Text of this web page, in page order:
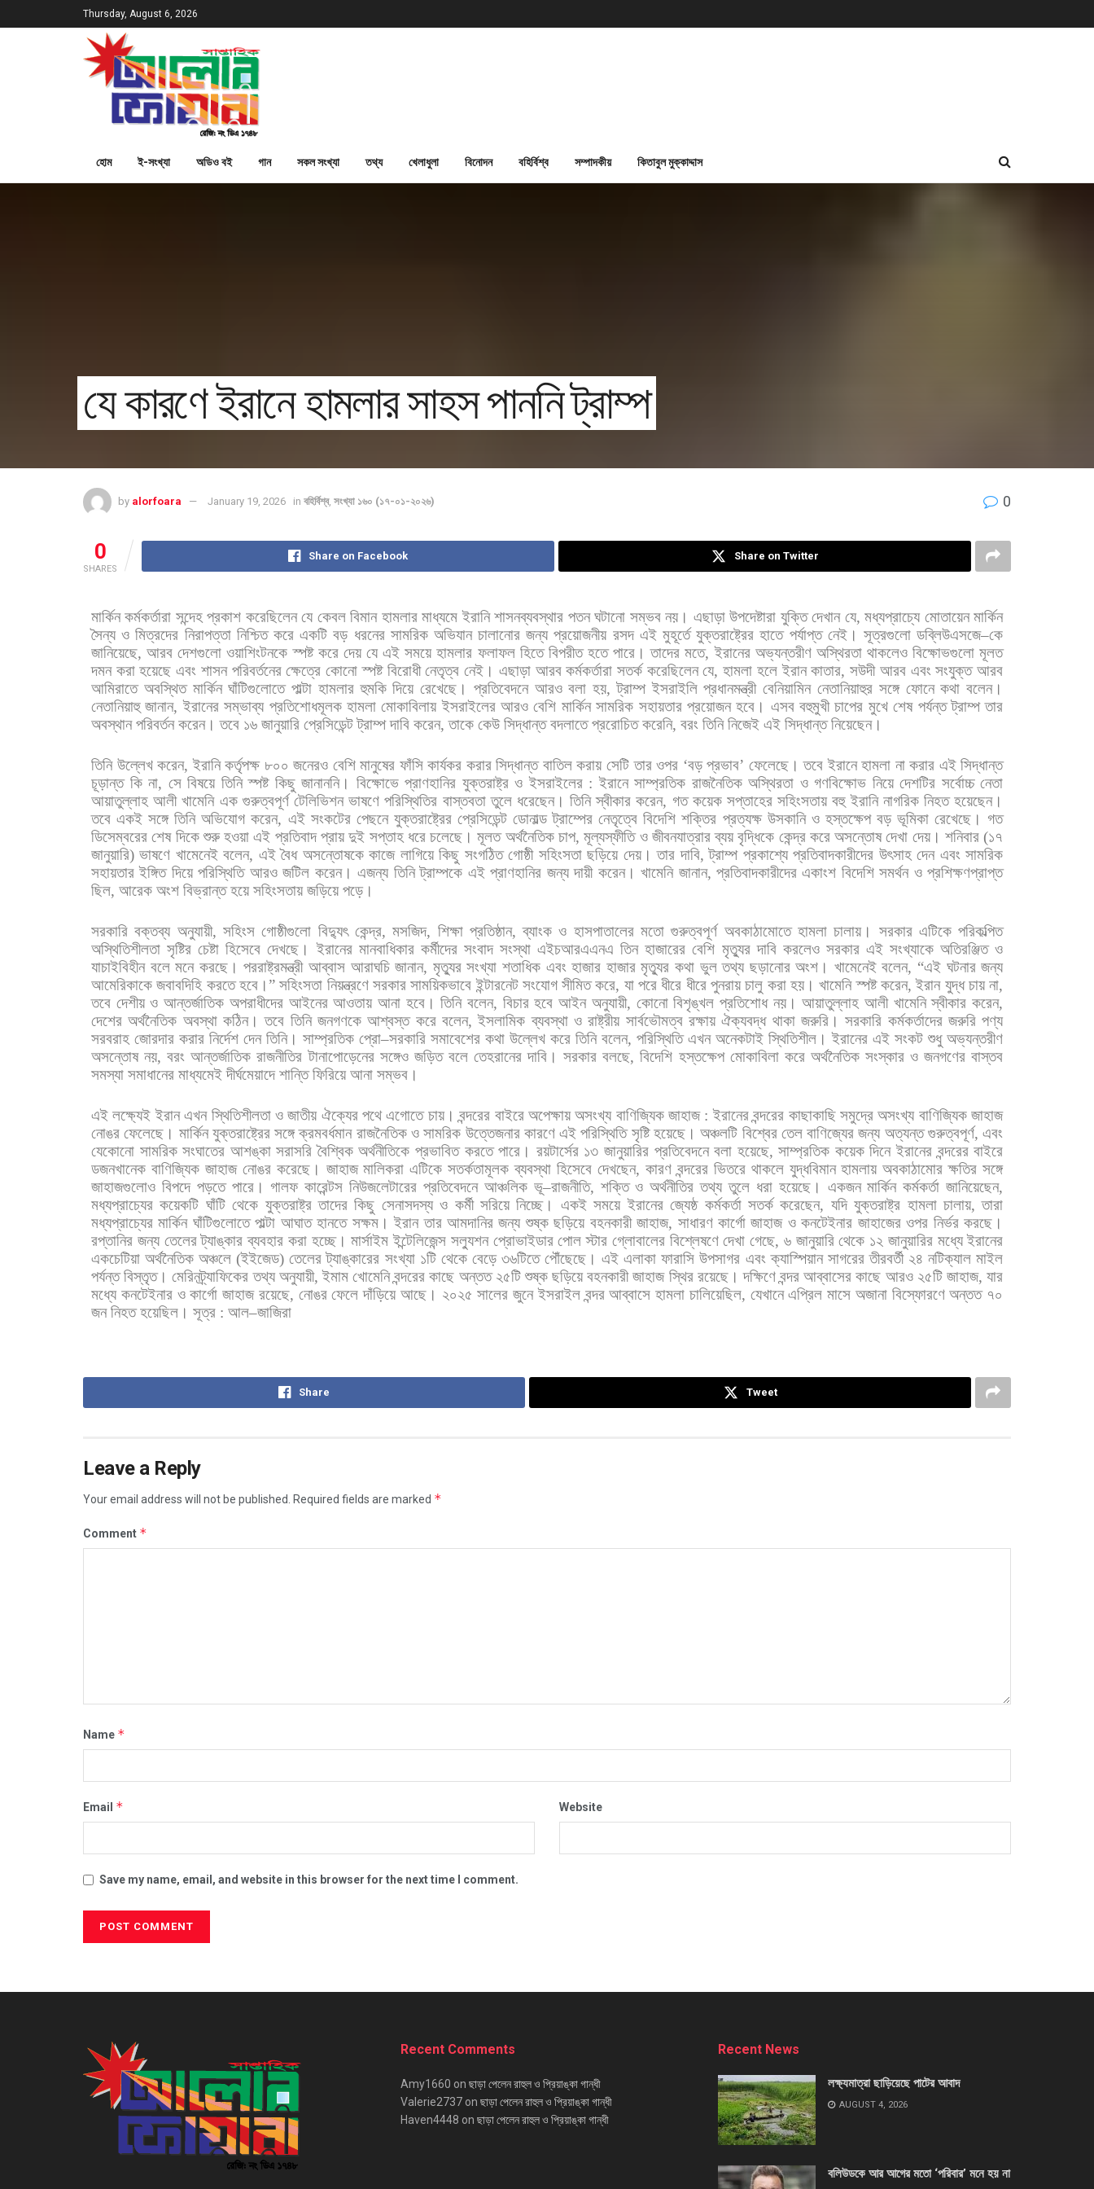
Thursday, August 6, 2026
হোম ই-সংখ্যা অডিও বই গান সকল সংখ্যা তথ্য খেলাধুলা বিনোদন বহির্বিশ্ব সম্পাদকীয় কিতাবুল মুক্কাদ্দাস
যে কারণে ইরানে হামলার সাহস পাননি ট্রাম্প
by alorfoara January 19, 2026 in বহির্বিশ্ব, সংখ্যা ১৬০ (১৭-০১-২০২৬) 0
0
SHARES
Share on Facebook Share on Twitter
মার্কিন কর্মকর্তারা সন্দেহ প্রকাশ করেছিলেন যে কেবল বিমান হামলার মাধ্যমে ইরানি শাসনব্যবস্থার পতন ঘটানো সম্ভব নয়। এছাড়া উপদেষ্টারা যুক্তি দেখান যে,মধ্যপ্রাচ্যে মোতায়েন মার্কিন
সৈন্য ও মিত্রদের নিরাপত্তা নিশ্চিত করে একটি বড় ধরনের সামরিক অভিযান চালানোর জন্য প্রয়োজনীয় রসদ এই মুহূর্তে যুক্তরাষ্ট্রের হাতে পর্যাপ্ত নেই। সূত্রগুলো ডব্লিউএসজে–কে
জানিয়েছে,আরব দেশগুলো ওয়াশিংটনকে স্পষ্ট করে দেয় যে এই সময়ে হামলার ফলাফল হিতে বিপরীত হতে পারে। তাদের মতে,ইরানের অভ্যন্তরীণ অস্থিরতা থাকলেও বিক্ষোভগুলো মূলত
দমন করা হয়েছে এবং শাসন পরিবর্তনের ক্ষেত্রে কোনো স্পষ্ট বিরোধী নেতৃত্ব নেই। এছাড়া আরব কর্মকর্তারা সতর্ক করেছিলেন যে,হামলা হলে ইরান কাতার,সউদী আরব এবং সংযুক্ত আরব
আমিরাতে অবস্থিত মার্কিন ঘাঁটিগুলোতে পাল্টা হামলার হুমকি দিয়ে রেখেছে। প্রতিবেদনে আরও বলা হয়,ট্রাম্প ইসরাইলি প্রধানমন্ত্রী বেনিয়ামিন নেতানিয়াহুর সঙ্গে ফোনে কথা বলেন।
নেতানিয়াহু জানান,ইরানের সম্ভাব্য প্রতিশোধমূলক হামলা মোকাবিলায় ইসরাইলের আরও বেশি মার্কিন সামরিক সহায়তার প্রয়োজন হবে। এসব বহুমুখী চাপের মুখে শেষ পর্যন্ত ট্রাম্প তার
অবস্থান পরিবর্তন করেন। তবে ১৬ জানুয়ারি প্রেসিডেন্ট ট্রাম্প দাবি করেন,তাকে কেউ সিদ্ধান্ত বদলাতে প্ররোচিত করেনি, বরং তিনি নিজেই এই সিদ্ধান্ত নিয়েছেন।
তিনি উল্লেখ করেন,ইরানি কর্তৃপক্ষ ৮০০ জনেরও বেশি মানুষের ফাঁসি কার্যকর করার সিদ্ধান্ত বাতিল করায় সেটি তার ওপর ‘বড় প্রভাব’ ফেলেছে। তবে ইরানে হামলা না করার এই সিদ্ধান্ত
চূড়ান্ত কি না, সে বিষয়ে তিনি স্পষ্ট কিছু জানাননি। বিক্ষোভে প্রাণহানির যুক্তরাষ্ট্র ও ইসরাইলের:ইরানে সাম্প্রতিক রাজনৈতিক অস্থিরতা ও গণবিক্ষোভ নিয়ে দেশটির সর্বোচ্চ নেতা
আয়াতুল্লাহ আলী খামেনি এক গুরুত্বপূর্ণ টেলিভিশন ভাষণে পরিস্থিতির বাস্তবতা তুলে ধরেছেন। তিনি স্বীকার করেন, গত কয়েক সপ্তাহের সহিংসতায় বহু ইরানি নাগরিক নিহত হয়েছেন।
তবে একই সঙ্গে তিনি অভিযোগ করেন, এই সংকটের পেছনে যুক্তরাষ্ট্রের প্রেসিডেন্ট ডোনাল্ড ট্রাম্পের নেতৃত্বে বিদেশি শক্তির প্রত্যক্ষ উসকানি ও হস্তক্ষেপ বড় ভূমিকা রেখেছে। গত
ডিসেম্বরের শেষ দিকে শুরু হওয়া এই প্রতিবাদ প্রায় দুই সপ্তাহ ধরে চলেছে। মূলত অর্থনৈতিক চাপ,মূল্যস্ফীতি ও জীবনযাত্রার ব্যয় বৃদ্ধিকে কেন্দ্র করে অসন্তোষ দেখা দেয়। শনিবার (১৭
জানুয়ারি)ভাষণে খামেনেই বলেন, এই বৈধ অসন্তোষকে কাজে লাগিয়ে কিছু সংগঠিত গোষ্ঠী সহিংসতা ছড়িয়ে দেয়। তার দাবি,ট্রাম্প প্রকাশ্যে প্রতিবাদকারীদের উৎসাহ দেন এবং সামরিক
সহায়তার ইঙ্গিত দিয়ে পরিস্থিতি আরও জটিল করেন। এজন্য তিনি ট্রাম্পকে এই প্রাণহানির জন্য দায়ী করেন। খামেনি জানান, প্রতিবাদকারীদের একাংশ বিদেশি সমর্থন ও প্রশিক্ষণপ্রাপ্ত
ছিল, আরেক অংশ বিভ্রান্ত হয়ে সহিংসতায় জড়িয়ে পড়ে।
সরকারি বক্তব্য অনুযায়ী, সহিংস গোষ্ঠীগুলো বিদ্যুৎ কেন্দ্র,মসজিদ, শিক্ষা প্রতিষ্ঠান,ব্যাংক ও হাসপাতালের মতো গুরুত্বপূর্ণ অবকাঠামোতে হামলা চালায়। সরকার এটিকে পরিকল্পিত
অস্থিতিশীলতা সৃষ্টির চেষ্টা হিসেবে দেখছে। ইরানের মানবাধিকার কর্মীদের সংবাদ সংস্থা এইচআরএএনএ তিন হাজারের বেশি মৃত্যুর দাবি করলেও সরকার এই সংখ্যাকে অতিরঞ্জিত ও
যাচাইবিহীন বলে মনে করছে। পররাষ্ট্রমন্ত্রী আব্বাস আরাঘচি জানান, মৃত্যুর সংখ্যা শতাধিক এবং হাজার হাজার মৃত্যুর কথা ভুল তথ্য ছড়ানোর অংশ। খামেনেই বলেন, “এই ঘটনার জন্য
আমেরিকাকে জবাবদিহি করতে হবে। ”সহিংসতা নিয়ন্ত্রণে সরকার সাময়িকভাবে ইন্টারনেট সংযোগ সীমিত করে, যা পরে ধীরে ধীরে পুনরায় চালু করা হয়। খামেনি স্পষ্ট করেন,ইরান যুদ্ধ চায় না,
তবে দেশীয় ও আন্তর্জাতিক অপরাধীদের আইনের আওতায় আনা হবে। তিনি বলেন, বিচার হবে আইন অনুযায়ী, কোনো বিশৃঙ্খল প্রতিশোধ নয়। আয়াতুল্লাহ আলী খামেনি স্বীকার করেন,
দেশের অর্থনৈতিক অবস্থা কঠিন। তবে তিনি জনগণকে আশ্বস্ত করে বলেন,ইসলামিক ব্যবস্থা ও রাষ্ট্রীয় সার্বভৌমত্ব রক্ষায় ঐক্যবদ্ধ থাকা জরুরি। সরকারি কর্মকর্তাদের জরুরি পণ্য
সরবরাহ জোরদার করার নির্দেশ দেন তিনি। সাম্প্রতিক প্রো–সরকারি সমাবেশের কথা উল্লেখ করে তিনি বলেন, পরিস্থিতি এখন অনেকটাই স্থিতিশীল। ইরানের এই সংকট শুধু অভ্যন্তরীণ
অসন্তোষ নয়,বরং আন্তর্জাতিক রাজনীতির টানাপোড়েনের সঙ্গেও জড়িত বলে তেহরানের দাবি। সরকার বলছে,বিদেশি হস্তক্ষেপ মোকাবিলা করে অর্থনৈতিক সংস্কার ও জনগণের বাস্তব
সমস্যা সমাধানের মাধ্যমেই দীর্ঘমেয়াদে শান্তি ফিরিয়ে আনা সম্ভব।
এই লক্ষ্যেই ইরান এখন স্থিতিশীলতা ও জাতীয় ঐক্যের পথে এগোতে চায়। বন্দরের বাইরে অপেক্ষায় অসংখ্য বাণিজ্যিক জাহাজ:ইরানের বন্দরের কাছাকাছি সমুদ্রে অসংখ্য বাণিজ্যিক জাহাজ
নোঙর ফেলেছে। মার্কিন যুক্তরাষ্ট্রের সঙ্গে ক্রমবর্ধমান রাজনৈতিক ও সামরিক উত্তেজনার কারণে এই পরিস্থিতি সৃষ্টি হয়েছে। অঞ্চলটি বিশ্বের তেল বাণিজ্যের জন্য অত্যন্ত গুরুত্বপূর্ণ,এবং
যেকোনো সামরিক সংঘাতের আশঙ্কা সরাসরি বৈশ্বিক অর্থনীতিকে প্রভাবিত করতে পারে। রয়টার্সের ১৩ জানুয়ারির প্রতিবেদনে বলা হয়েছে,সাম্প্রতিক কয়েক দিনে ইরানের বন্দরের বাইরে
ডজনখানেক বাণিজ্যিক জাহাজ নোঙর করেছে। জাহাজ মালিকরা এটিকে সতর্কতামূলক ব্যবস্থা হিসেবে দেখছেন, কারণ বন্দরের ভিতরে থাকলে যুদ্ধবিমান হামলায় অবকাঠামোর ক্ষতির সঙ্গে
জাহাজগুলোও বিপদে পড়তে পারে। গালফ কারেন্টস নিউজলেটারের প্রতিবেদনে আঞ্চলিক ভূ–রাজনীতি, শক্তি ও অর্থনীতির তথ্য তুলে ধরা হয়েছে। একজন মার্কিন কর্মকর্তা জানিয়েছেন,
মধ্যপ্রাচ্যের কয়েকটি ঘাঁটি থেকে যুক্তরাষ্ট্র তাদের কিছু সেনাসদস্য ও কর্মী সরিয়ে নিচ্ছে। একই সময়ে ইরানের জ্যেষ্ঠ কর্মকর্তা সতর্ক করেছেন, যদি যুক্তরাষ্ট্র হামলা চালায়,তারা
মধ্যপ্রাচ্যের মার্কিন ঘাঁটিগুলোতে পাল্টা আঘাত হানতে সক্ষম। ইরান তার আমদানির জন্য শুষ্ক ছড়িয়ে বহনকারী জাহাজ, সাধারণ কার্গো জাহাজ ও কনটেইনার জাহাজের ওপর নির্ভর করছে।
রপ্তানির জন্য তেলের ট্যাঙ্কার ব্যবহার করা হচ্ছে। মার্সাইম ইন্টেলিজেন্স সল্যুশন প্রোভাইডার পোল স্টার গ্লোবালের বিশ্লেষণে দেখা গেছে, ৬ জানুয়ারি থেকে ১২ জানুয়ারির মধ্যে ইরানের
একচেটিয়া অর্থনৈতিক অঞ্চলে (ইইজেড)তেলের ট্যাঙ্কারের সংখ্যা ১টি থেকে বেড়ে ৩৬টিতে পৌঁছেছে। এই এলাকা ফারাসি উপসাগর এবং ক্যাস্পিয়ান সাগরের তীরবর্তী ২৪ নটিক্যাল মাইল
পর্যন্ত বিস্তৃত। মেরিনট্র্যাফিকের তথ্য অনুযায়ী,ইমাম খোমেনি বন্দরের কাছে অন্তত ২৫টি শুষ্ক ছড়িয়ে বহনকারী জাহাজ স্থির রয়েছে। দক্ষিণে বন্দর আব্বাসের কাছে আরও ২৫টি জাহাজ,যার
মধ্যে কনটেইনার ও কার্গো জাহাজ রয়েছে, নোঙর ফেলে দাঁড়িয়ে আছে। ২০২৫ সালের জুনে ইসরাইল বন্দর আব্বাসে হামলা চালিয়েছিল, যেখানে এপ্রিল মাসে অজানা বিস্ফোরণে অন্তত ৭০
জন নিহত হয়েছিল। সূত্র : আল–জাজিরা
Share Tweet
Leave a Reply
Your email address will not be published. Required fields are marked *
Comment *
Name *
Email * Website
Save my name, email, and website in this browser for the next time I comment.
Recent Comments
Amy1660 on ছাড়া পেলেন রাহুল ও প্রিয়াঙ্কা গান্ধী
Valerie2737 on ছাড়া পেলেন রাহুল ও প্রিয়াঙ্কা গান্ধী
Haven4448 on ছাড়া পেলেন রাহুল ও প্রিয়াঙ্কা গান্ধী
Recent News
লক্ষ্যমাত্রা ছাড়িয়েছে পাটের আবাদ
AUGUST 4, 2026
বলিউডকে আর আগের মতো ‘পরিবার’ মনে হয় না